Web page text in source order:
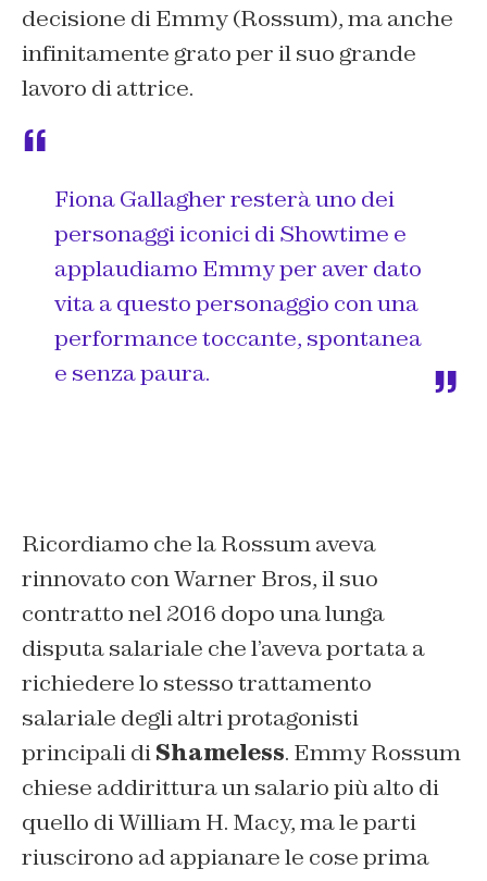
decisione di Emmy (Rossum), ma anche
infinitamente grato per il suo grande
lavoro di attrice.
Fiona Gallagher resterà uno dei
personaggi iconici di Showtime e
applaudiamo Emmy per aver dato
vita a questo personaggio con una
performance toccante, spontanea
e senza paura.
Ricordiamo che la Rossum aveva
rinnovato con Warner Bros, il suo
contratto nel 2016 dopo una lunga
disputa salariale che l’aveva portata a
richiedere lo stesso trattamento
salariale degli altri protagonisti
principali diShameless. Emmy Rossum
chiese addirittura un salario più alto di
quello di William H. Macy, ma le parti
riuscirono ad appianare le cose prima